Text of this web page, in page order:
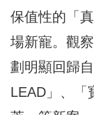
保值性的「
場新寵。觀
劃明顯回歸
LEAD」、「